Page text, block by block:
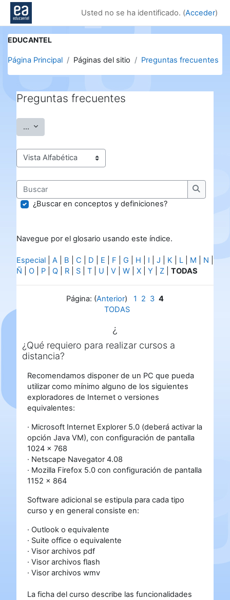
Salta al contenido principal
Usted no se ha identificado. (Acceder)
EDUCANTEL
Página Principal Páginas del sitio Preguntas frecuentes
Preguntas frecuentes
... Exportar entradas
Navegue por el glosario usando este índice.
Buscar
Buscar
¿Buscar en conceptos y definiciones?
Navegue por el glosario usando este índice.
Especial A B C D E F G H I J K L M N
Ñ
O P Q R S T U V W X Y Z TODAS
Página: (Anterior) 1 2 3 4
TODAS
¿
¿Qué requiero para realizar cursos a
distancia?
Recomendamos disponer de un PC que pueda
utilizar como mínimo alguno de los siguientes
exploradores de Internet o versiones
equivalentes:
· Microsoft Internet Explorer 5.0 (deberá activar la
opción Java VM), con configuración de pantalla
1024 x 768
· Netscape Navegator 4.08
· Mozilla Firefox 5.0 con configuración de pantalla
1152 x 864
Software adicional se estipula para cada tipo
curso y en general consiste en:
· Outlook o equivalente
· Suite office o equivalente
· Visor archivos pdf
· Visor archivos flash
· Visor archivos wmv
La ficha del curso describe las funcionalidades